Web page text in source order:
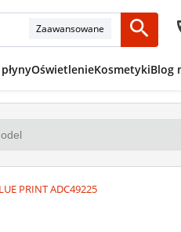
Zaawansowane
OświetlenieKosmetykiBlog
PRINT ADC49225